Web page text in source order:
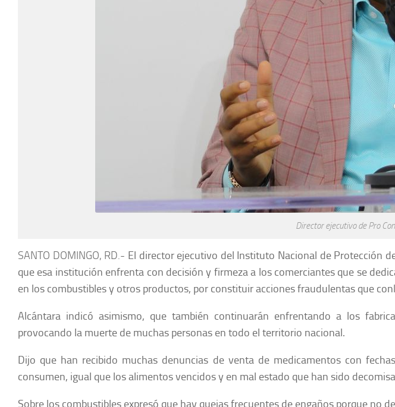
Director ejecutivo de Pro
SANTO DOMINGO, RD.- El director ejecutivo del Instituto Nacional de Protección
que esa institución enfrenta con decisión y firmeza a los comerciantes que se
en los combustibles y otros productos, por constituir acciones fraudulentas que
Alcántara indicó asimismo, que también continuarán enfrentando a los
provocando la muerte de muchas personas en todo el territorio nacional.
Dijo que han recibido muchas denuncias de venta de medicamentos con
consumen, igual que los alimentos vencidos y en mal estado que han sido
Sobre los combustibles expresó que hay quejas frecuentes de engaños porque no